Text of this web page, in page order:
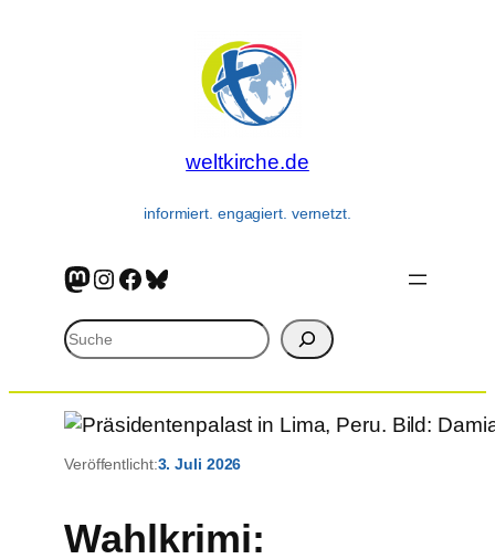
weltkirche.de
informiert. engagiert. vernetzt.
Mastodon
Instagram
Facebook
Bluesky
Suchen
Veröffentlicht:3. Juli 2026
Wahlkrimi: